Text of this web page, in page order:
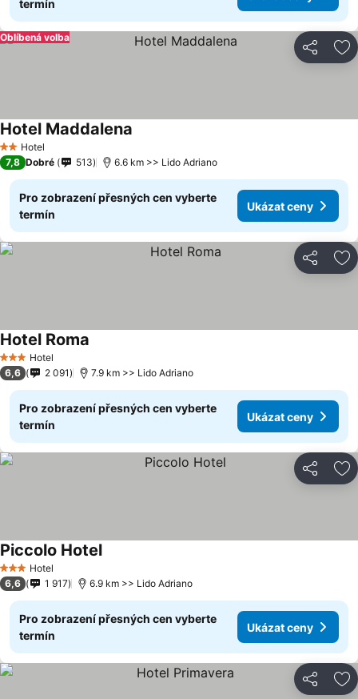
termín
Sdílet
Oblíbená volba
2 Počet hvězdiček
Hotel
Hotel Maddalena
7,8 Dobré 513 6.6 km >> Lido Adriano
Pro zobrazení přesných cen vyberte
termín
Ukázat ceny
Sdílet
3 Počet hvězdiček
Hotel
Hotel Roma
6,6 2 091 7.9 km >> Lido Adriano
Pro zobrazení přesných cen vyberte
termín
Ukázat ceny
Sdílet
3 Počet hvězdiček
Hotel
Piccolo Hotel
6,6 1 917 6.9 km >> Lido Adriano
Pro zobrazení přesných cen vyberte
termín
Ukázat ceny
Sdílet